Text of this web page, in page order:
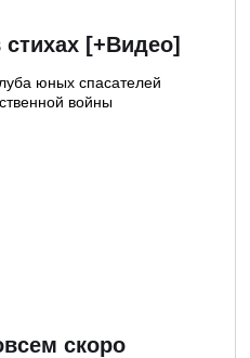
[+Видео]
юных спасателей
войны
скоро